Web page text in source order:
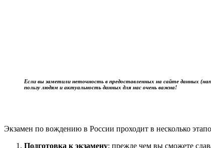
Если вы заметили неточность в предоставленных на сайте данных
пользу людям и актуальность данных для нас очень важна!
Экзамен по вождению в России проходит в несколько
Подготовка к экзамену: прежде чем вы сможете